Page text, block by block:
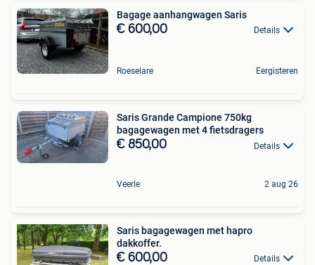
Bagage aanhangwagen Saris
€ 600,00 Details
Roeselare Eergisteren
Saris Grande Campione 750kg
bagagewagen met 4 fietsdragers
€ 850,00 Details
Veerle 2 aug 26
Saris bagagewagen met hapro
dakkoffer.
€ 600,00 Details